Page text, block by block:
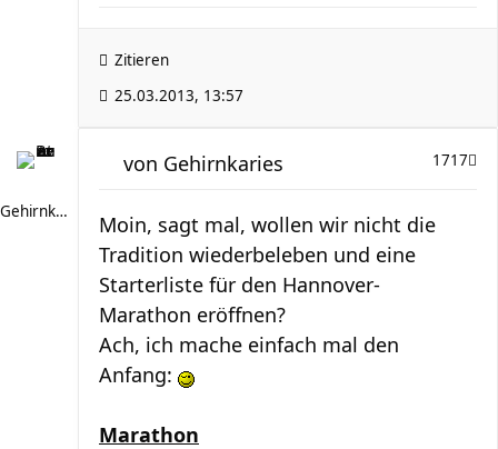
Zitieren
25.03.2013, 13:57
Gehirnkaries
1717
von Gehirnkaries
Moin, sagt mal, wollen wir nicht die
Tradition wiederbeleben und eine
Starterliste für den Hannover-
Marathon eröffnen?
Ach, ich mache einfach mal den
Anfang:
Marathon